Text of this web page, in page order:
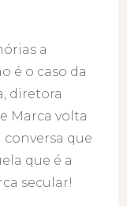
a
é o caso da
diretora
Marca volta
que
que é a
secular!